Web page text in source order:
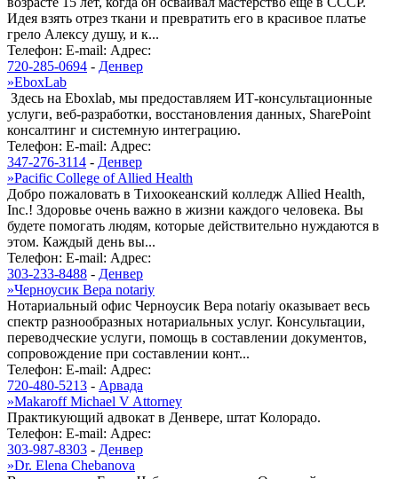
Идея взять отрез ткани и превратить его в красивое платье
грело Алексу душу, и к...
Телефон: E-mail: Адрес:
720-285-0694 - Денвер
»EboxLab
Здесь на Eboxlab, мы предоставляем ИТ-консультационные
услуги, веб-разработки, восстановления данных, SharePoint
консалтинг и системную интеграцию.
Телефон: E-mail: Адрес:
347-276-3114 - Денвер
»Pacific College of Allied Health
Добро пожаловать в Тихоокеанский колледж Allied Health,
Inc.! Здоровье очень важно в жизни каждого человека. Вы
будете помогать людям, которые действительно нуждаются в
этом. Каждый день вы...
Телефон: E-mail: Адрес:
303-233-8488 - Денвер
»Черноусик Вера notariy
Нотариальный офис Черноусик Вера notariy оказывает весь
спектр разнообразных нотариальных услуг. Консультации,
переводческие услуги, помощь в составлении документов,
сопровождение при составлении конт...
Телефон: E-mail: Адрес:
720-480-5213 - Арвада
»Makaroff Michael V Attorney
Практикующий адвокат в Денвере, штат Колорадо.
Телефон: E-mail: Адрес:
303-987-8303 - Денвер
»Dr. Elena Chebanova